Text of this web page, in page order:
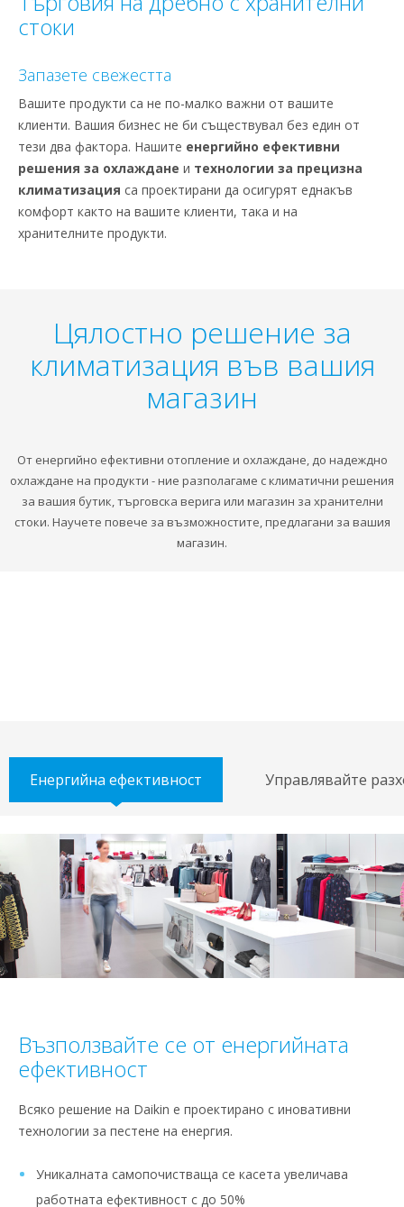
стоки
Запазете свежестта
Вашите продукти са не по-малко важни от вашите
клиенти. Вашия бизнес не би съществувал без един от
тези два фактора. Нашите енергийно ефективни
решения за охлаждане и технологии за прецизна
климатизация са проектирани да осигурят еднакъв
комфорт както на вашите клиенти, така и на
хранителните продукти.
Цялостно решение за
климатизация във вашия
магазин
От енергийно ефективни отопление и охлаждане, до надеждно
охлаждане на продукти - ние разполагаме с климатични решения
за вашия бутик, търговска верига или магазин за хранителни
стоки. Научете повече за възможностите, предлагани за вашия
магазин.
Енергийна ефективност Управлявайте
Възползвайте се от енергийната
ефективност
Всяко решение на Daikin е проектирано с иновативни
технологии за пестене на енергия.
Уникалната самопочистваща се касета увеличава
работната ефективност с до 50%